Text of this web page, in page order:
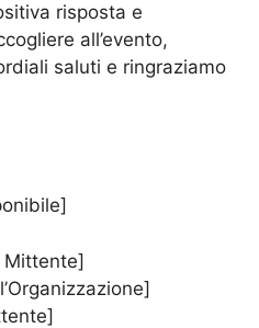
risposta e
all’evento,
saluti e ringraziamo
Mittente]